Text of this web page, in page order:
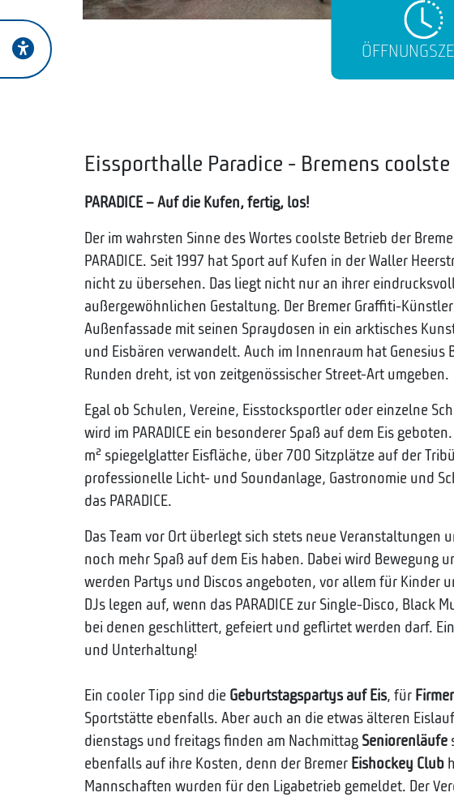
Eissporthalle Paradice - Bremens
PARADICE – Auf die Kufen, fertig, los!
Der im wahrsten Sinne des Wortes coolste Betrieb der
PARADICE. Seit 1997 hat Sport auf Kufen in der Waller
nicht zu übersehen. Das liegt nicht nur an ihrer
außergewöhnlichen Gestaltung. Der Bremer Graffiti-
Außenfassade mit seinen Spraydosen in ein arktisches
und Eisbären verwandelt. Auch im Innenraum hat Genesius
Runden dreht, ist von zeitgenössischer Street-Art umgeben.
Egal ob Schulen, Vereine, Eisstocksportler oder einzelne
wird im PARADICE ein besonderer Spaß auf dem Eis
m² spiegelglatter Eisfläche, über 700 Sitzplätze auf der
professionelle Licht- und Soundanlage, Gastronomie und
das PARADICE.
Das Team vor Ort überlegt sich stets neue Veranstaltungen
noch mehr Spaß auf dem Eis haben. Dabei wird Bewegung
werden Partys und Discos angeboten, vor allem für Kinder
DJs legen auf, wenn das PARADICE zur Single-Disco, Black
bei denen geschlittert, gefeiert und geflirtet werden darf.
und Unterhaltung!
Ein cooler Tipp sind die Geburtstagspartys auf Eis, für
Sportstätte ebenfalls. Aber auch an die etwas älteren
dienstags und freitags finden am Nachmittag Seniorenläufe
ebenfalls auf ihre Kosten, denn der Bremer Eishockey Club
Mannschaften wurden für den Ligabetrieb gemeldet. Der